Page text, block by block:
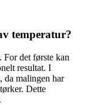
temperatur?
For det første kan
resultat. I
da malingen har
Dette